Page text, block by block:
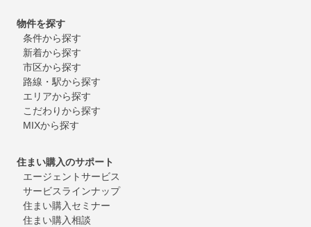
物件を探す
条件から探す
新着から探す
市区から探す
路線・駅から探す
エリアから探す
こだわりから探す
MIXから探す
住まい購入のサポート
エージェントサービス
サービスラインナップ
住まい購入セミナー
住まい購入相談